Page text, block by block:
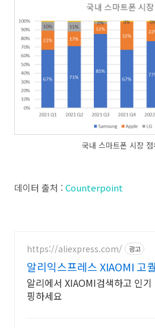
국내 스마트폰 시장 점
데이터 출처 : Counterpoint
https://aliexpress.com/ 광고
알리익스프레스 XIAOMI 고
알리에서 XIAOMI검색하고 인
핑하세요